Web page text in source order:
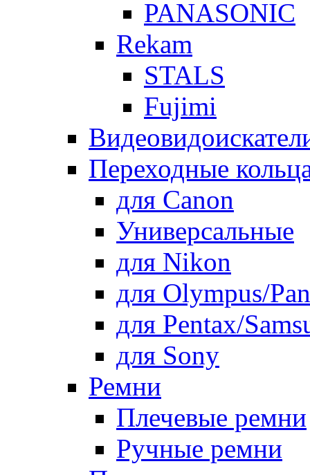
PANASONIC
Rekam
STALS
Fujimi
Переходные
для Canon
Универсальные
для Nikon
для Olympus/
для Pentax/
для Sony
Ремни
Плечевые ремни
Ручные ремни